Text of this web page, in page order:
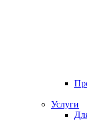
Услуги